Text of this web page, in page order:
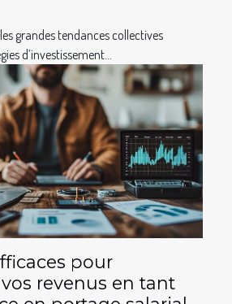
grandes tendances collectives
d’investissement...
pour
revenus en tant